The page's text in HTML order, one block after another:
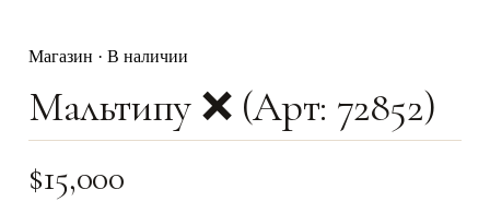
Магазин · В наличии
Мальтипу ❌ (Арт: 72852)
$15,000